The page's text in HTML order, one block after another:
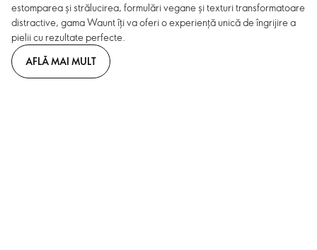
estomparea și strălucirea, formulări vegane și texturi transformatoare
distractive, gama Waunt îți va oferi o experiență unică de îngrijire a
pielii cu rezultate perfecte.
AFLĂ MAI MULT